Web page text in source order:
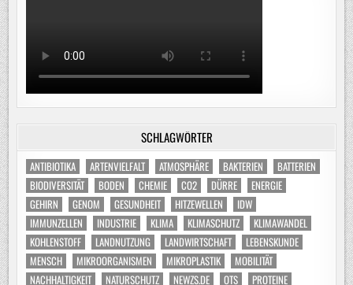
SCHLAGWÖRTER
ANTIBIOTIKA ARTENVIELFALT ATMOSPHÄRE BAKTERIEN
BATTERIEN
BIODIVERSITÄT
BODEN CHEMIE CO2 DÜRRE
ENERGIE
GEHIRN
GENOM GESUNDHEIT HITZEWELLEN
IDW
IMMUNZELLEN
INDUSTRIE KLIMA KLIMASCHUTZ
KLIMAWANDEL
KOHLENSTOFF
LANDNUTZUNG LANDWIRTSCHAFT
LEBENSKUNDE
MENSCH
MIKROORGANISMEN MIKROPLASTIK
MOBILITÄT
NACHHALTIGKEIT
NATURSCHUTZ NEWZS.DE OTS PROTEINE